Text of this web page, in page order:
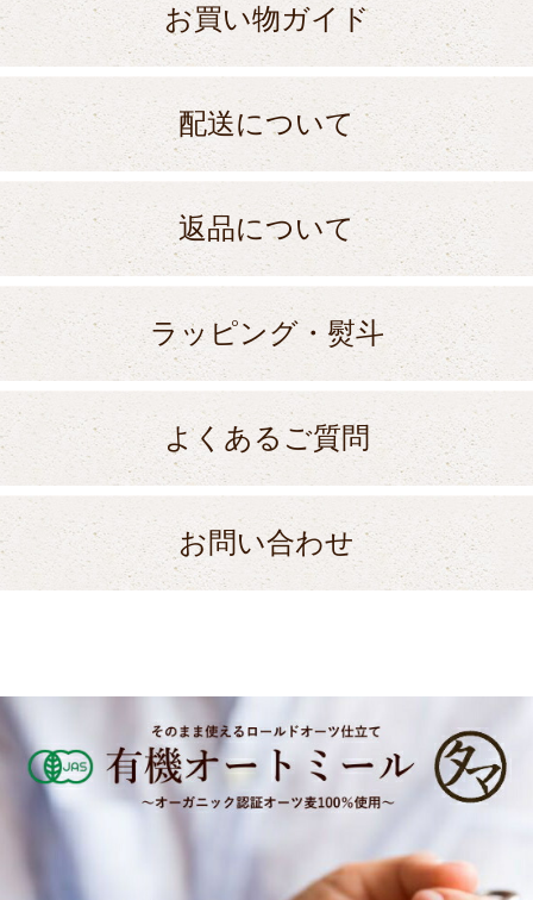
お買い物ガイド
配送について
返品について
ラッピング・熨斗
よくあるご質問
お問い合わせ